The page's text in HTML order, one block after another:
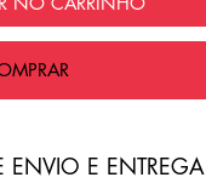
ENVIO E ENTREGA